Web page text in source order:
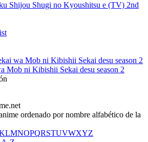
Shijou Shugi no Kyoushitsu e (TV) 2nd
Mob ni Kibishii Sekai desu season 2
ordenado por nombre alfabético de la
LMNOPQRSTUVWXYZ